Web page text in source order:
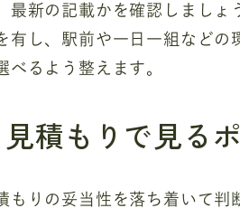
最新の記載かを確認しまし
有し、駅前や一日一組など
べるよう整えます。
積もりで見る
りの妥当性を落ち着いて判